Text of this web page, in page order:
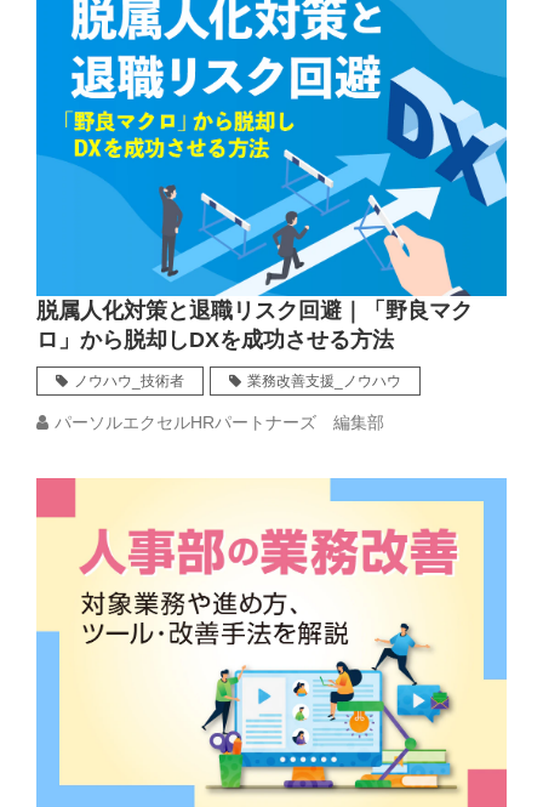
脱属人化対策と退職リスク回避｜「野良マク
ロ」から脱却しDXを成功させる方法
ノウハウ_技術者 業務改善支援_ノウハウ
パーソルエクセルHRパートナーズ 編集部